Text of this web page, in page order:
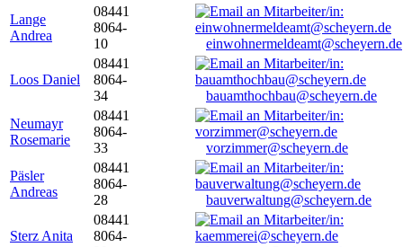
Lange
Andrea
08441
8064-
10
einwohnermeldeamt@scheyern.de
Loos Daniel
08441
8064-
34
bauamthochbau@scheyern.de
Neumayr
Rosemarie
08441
8064-
33
vorzimmer@scheyern.de
Päsler
Andreas
08441
8064-
28
bauverwaltung@scheyern.de
Sterz Anita
08441
8064-